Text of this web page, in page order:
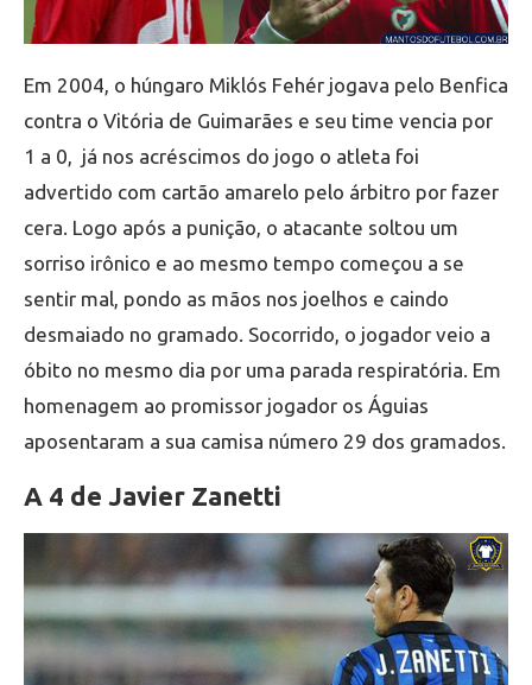
Em 2004, o húngaro Miklós Fehér jogava pelo Benfica
contra o Vitória de Guimarães e seu time vencia por
1 a 0, já nos acréscimos do jogo o atleta foi
advertido com cartão amarelo pelo árbitro por fazer
cera. Logo após a punição, o atacante soltou um
sorriso irônico e ao mesmo tempo começou a se
sentir mal, pondo as mãos nos joelhos e caindo
desmaiado no gramado. Socorrido, o jogador veio a
óbito no mesmo dia por uma parada respiratória. Em
homenagem ao promissor jogador os Águias
aposentaram a sua camisa número 29 dos gramados.
A 4 de Javier Zanetti